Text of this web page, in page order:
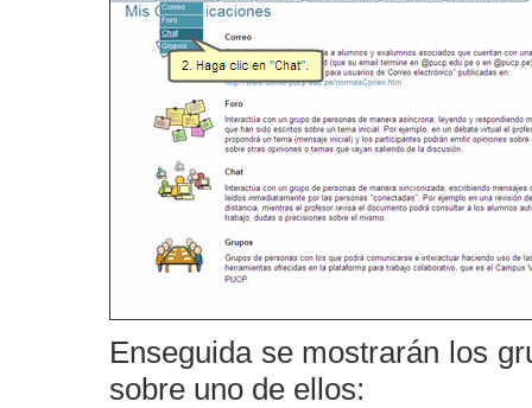
Enseguida se mostrarán los
sobre uno de ellos: